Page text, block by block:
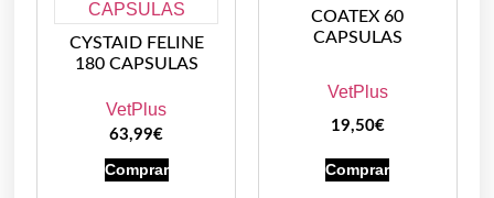
CYSTAID FELINE
180 CAPSULAS
VetPlus
63,99€
Comprar
COATEX 60
CAPSULAS
VetPlus
19,50€
Comprar